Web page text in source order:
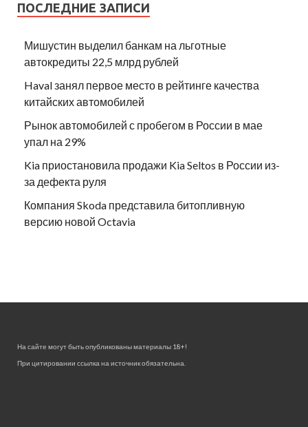
ПОСЛЕДНИЕ ЗАПИСИ
Мишустин выделил банкам на льготные
автокредиты 22,5 млрд рублей
Haval занял первое место в рейтинге качества
китайских автомобилей
Рынок автомобилей с пробегом в России в мае
упал на 29%
Kia приостановила продажи Kia Seltos в России из-
за дефекта руля
Компания Skoda представила битопливную
версию новой Octavia
На сайте могут быть опубликованы материалы 18+!
При цитировании ссылка на источник обязательна.